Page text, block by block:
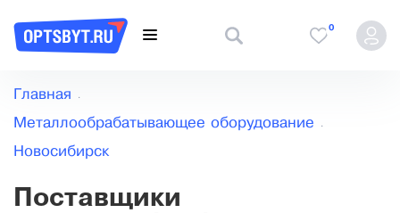
0
Главная
Металлообрабатывающее оборудование
Новосибирск
Поставщики